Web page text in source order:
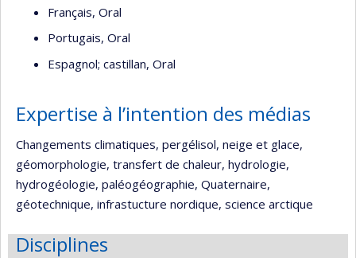
Français, Oral
Portugais, Oral
Espagnol; castillan, Oral
Expertise à l’intention des médias
Changements climatiques, pergélisol, neige et glace,
géomorphologie, transfert de chaleur, hydrologie,
hydrogéologie, paléogéographie, Quaternaire,
géotechnique, infrastucture nordique, science arctique
Disciplines